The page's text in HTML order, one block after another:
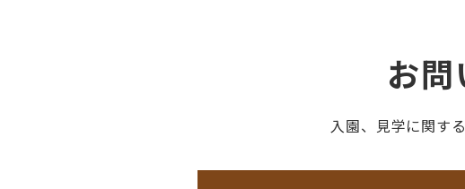
お
入園、見学に関す